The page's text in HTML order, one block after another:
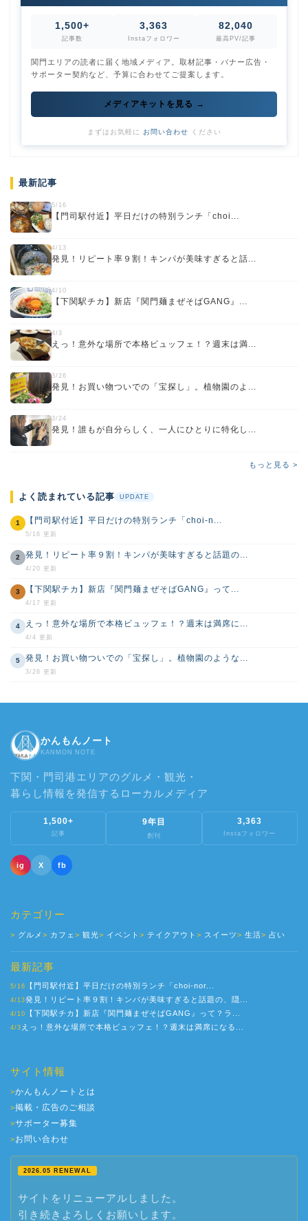
1,500+
記事数
3,363
Instaフォロワー
82,040
最高PV/記事
関門エリアの読者に届く地域メディア。取材記事・バナー広告・
サポーター契約など、予算に合わせてご提案します。
メディアキットを見る →
まずはお気軽に お問い合わせ ください
最新記事
5/16
【門司駅付近】平日だけの特別ランチ「choi...
4/13
発見！リピート率９割！キンパが美味すぎると話...
4/10
【下関駅チカ】新店『関門麺まぜそばGANG』...
4/3
えっ！意外な場所で本格ビュッフェ！？週末は満...
3/26
発見！お買い物ついでの「宝探し」。植物園のよ...
3/24
発見！誰もが自分らしく、一人にひとりに特化し...
もっと見る >
よく読まれている記事 UPDATE
1 【門司駅付近】平日だけの特別ランチ「choi-n...
5/16 更新
2 発見！リピート率９割！キンパが美味すぎると話題の...
4/20 更新
3 【下関駅チカ】新店『関門麺まぜそばGANG』って...
4/17 更新
4 えっ！意外な場所で本格ビュッフェ！？週末は満席に...
4/4 更新
5 発見！お買い物ついでの「宝探し」。植物園のような...
3/26 更新
かんもんノート
KANMON NOTE
下関・門司港エリアのグルメ・観光・
暮らし情報を発信するローカルメディア
1,500+
記事
9年目
創刊
3,363
Instaフォロワー
ig X fb
カテゴリー
グルメ カフェ 観光 イベント テイクアウト スイーツ 生活 占い
最新記事
5/16 【門司駅付近】平日だけの特別ランチ「choi-nor...
4/13発見！リピート率９割！キンパが美味すぎると話題の、隠...
4/10 【下関駅チカ】新店『関門麺まぜそばGANG』って？ラ...
4/3 えっ！意外な場所で本格ビュッフェ！？週末は満席になる...
サイト情報
>かんもんノートとは
>掲載・広告のご相談
>サポーター募集
>お問い合わせ
2026.05 RENEWAL
サイトをリニューアルしました。
引き続きよろしくお願いします。